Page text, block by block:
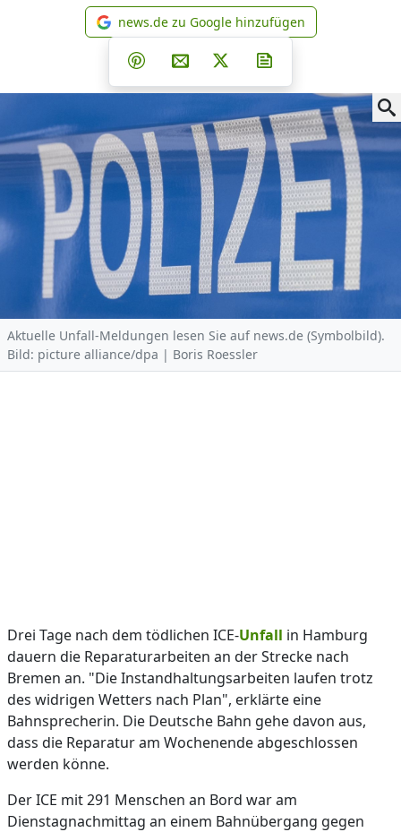
news.de zu Google
news.de zu Google hinzufügen
Teilen auf Facebook
Teilen auf Whatsapp
Teilen auf Telegram
Teilen auf Pinterest
Per E-Mail teilen
Post auf X
Aktuelle Unfall-Meldungen lesen Sie auf news.de (Symbolbild).
Bild: picture alliance/dpa | Boris Roessler
Drei Tage nach dem tödlichen ICE-Unfall in Hamburg
dauern die Reparaturarbeiten an der Strecke nach
Bremen an. "Die Instandhaltungsarbeiten laufen trotz
des widrigen Wetters nach Plan", erklärte eine
Bahnsprecherin. Die Deutsche Bahn gehe davon aus,
dass die Reparatur am Wochenende abgeschlossen
werden könne.
Der ICE mit 291 Menschen an Bord war am
Dienstagnachmittag an einem Bahnübergang gegen